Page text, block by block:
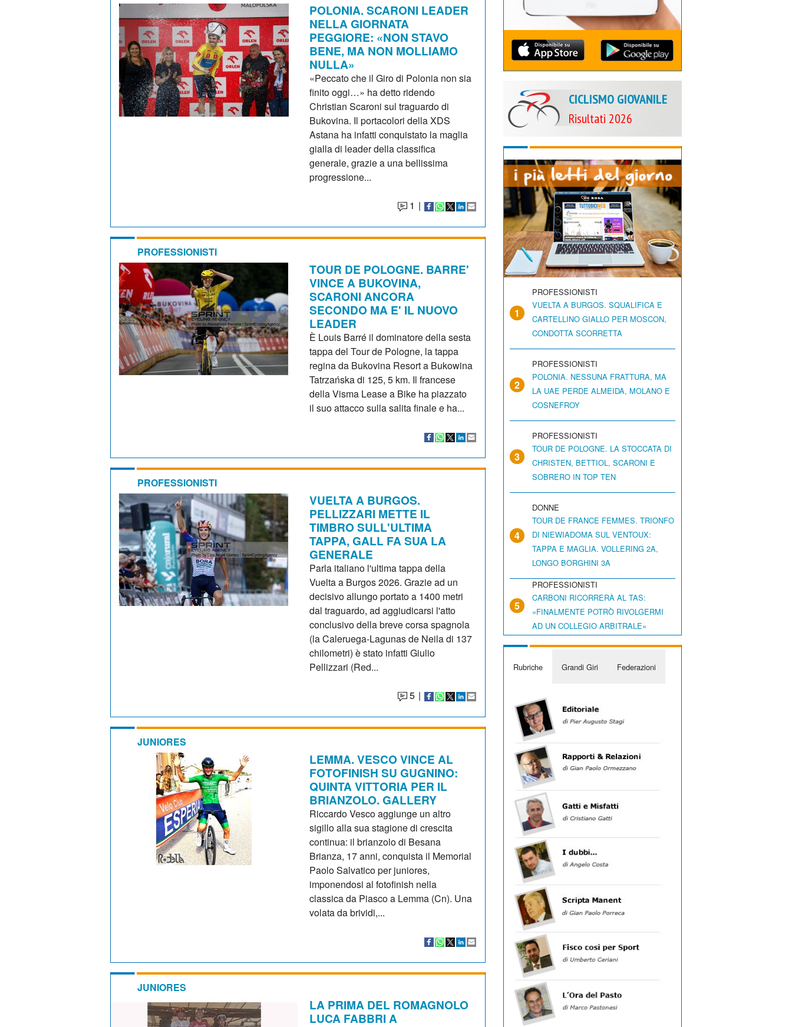
POLONIA. SCARONI LEADER
NELLA GIORNATA
PEGGIORE: «NON STAVO
BENE, MA NON MOLLIAMO
NULLA»
«Peccato che il Giro di Polonia non sia
finito oggi…» ha detto ridendo
Christian Scaroni sul traguardo di
Bukovina. Il portacolori della XDS
Astana ha infatti conquistato la maglia
gialla di leader della classifica
generale, grazie a una bellissima
progressione...
1 |
PROFESSIONISTI
TOUR DE POLOGNE. BARRE'
VINCE A BUKOVINA,
SCARONI ANCORA
SECONDO MA E' IL NUOVO
LEADER
È Louis Barré il dominatore della sesta
tappa del Tour de Pologne, la tappa
regina da Bukovina Resort a Bukowina
Tatrzańska di 125, 5 km. Il francese
della Visma Lease a Bike ha piazzato
il suo attacco sulla salita finale e ha...
PROFESSIONISTI
VUELTA A BURGOS.
PELLIZZARI METTE IL
TIMBRO SULL'ULTIMA
TAPPA, GALL FA SUA LA
GENERALE
Parla italiano l'ultima tappa della
Vuelta a Burgos 2026. Grazie ad un
decisivo allungo portato a 1400 metri
dal traguardo, ad aggiudicarsi l'atto
conclusivo della breve corsa spagnola
(la Caleruega-Lagunas de Neila di 137
chilometri) è stato infatti Giulio
Pellizzari (Red...
5 |
JUNIORES
LEMMA. VESCO VINCE AL
FOTOFINISH SU GUGNINO:
QUINTA VITTORIA PER IL
BRIANZOLO. GALLERY
Riccardo Vesco aggiunge un altro
sigillo alla sua stagione di crescita
continua: il brianzolo di Besana
Brianza, 17 anni, conquista il Memorial
Paolo Salvatico per juniores,
imponendosi al fotofinish nella
classica da Piasco a Lemma (Cn). Una
volata da brividi,...
JUNIORES
LA PRIMA DEL ROMAGNOLO
LUCA FABBRI A
CICLISMO GIOVANILE
Risultati 2026
1
PROFESSIONISTI
VUELTA A BURGOS. SQUALIFICA E
CARTELLINO GIALLO PER MOSCON,
CONDOTTA SCORRETTA
2
PROFESSIONISTI
POLONIA. NESSUNA FRATTURA, MA
LA UAE PERDE ALMEIDA, MOLANO E
COSNEFROY
3
PROFESSIONISTI
TOUR DE POLOGNE. LA STOCCATA DI
CHRISTEN, BETTIOL, SCARONI E
SOBRERO IN TOP TEN
4
DONNE
TOUR DE FRANCE FEMMES. TRIONFO
DI NIEWIADOMA SUL VENTOUX:
TAPPA E MAGLIA. VOLLERING 2A,
LONGO BORGHINI 3A
5
PROFESSIONISTI
CARBONI RICORRERÀ AL TAS:
«FINALMENTE POTRÒ RIVOLGERMI
AD UN COLLEGIO ARBITRALE»
Rubriche Grandi Giri Federazioni